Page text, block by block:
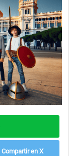
Compartir en X